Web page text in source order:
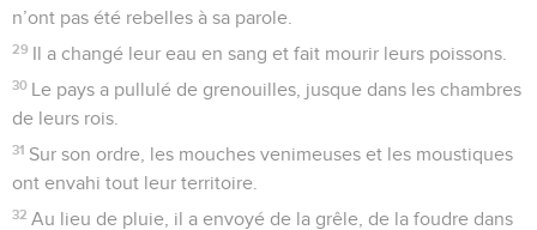
n’ont pas été rebelles à sa parole.
29 Il a changé leur eau en sang et fait mourir leurs poissons.
30 Le pays a pullulé de grenouilles, jusque dans les chambres
de leurs rois.
31 Sur son ordre, les mouches venimeuses et les moustiques
ont envahi tout leur territoire.
32 Au lieu de pluie, il a envoyé de la grêle, de la foudre dans